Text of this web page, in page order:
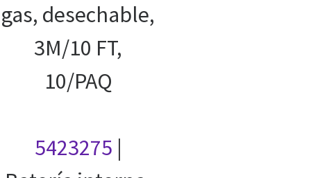
gas, desechable,
3M/10 FT,
10/PAQ
5423275 |